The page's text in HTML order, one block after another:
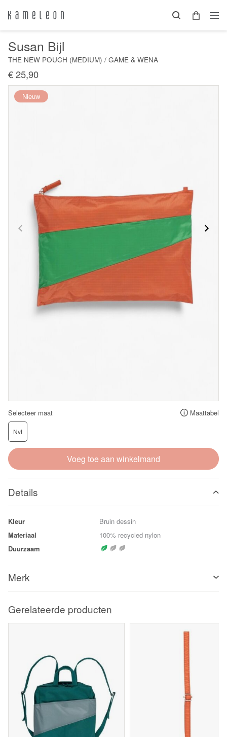
Susan Bijl
THE NEW POUCH (MEDIUM) / GAME & WENA
€ 25,90
Nieuw
Selecteer maat Maattabel
Nvt
Voeg toe aan winkelmand
Details
Kleur
Bruin dessin
Materiaal
100% recycled nylon
Duurzaam
Merk
Gerelateerde producten